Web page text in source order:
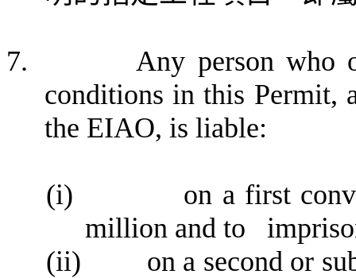
7.
Any person who
conditions in this Permit,
the EIAO, is liable:
(i)
on a first
million and to
(ii)
on a second or